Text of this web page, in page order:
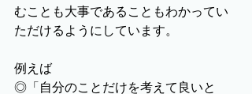
むことも大事であることもわかってい
ただけるようにしています。
例えば
◎「自分のことだけを考えて良いと